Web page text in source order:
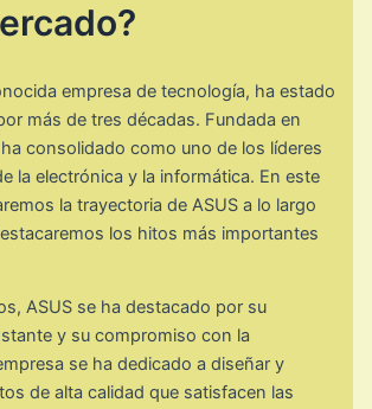
empresa de tecnología, ha estado
más de tres décadas. Fundada en
consolidado como uno de los líderes
la electrónica y la informática. En este
la trayectoria de ASUS a lo largo
los hitos más importantes
ASUS se ha destacado por su
y su compromiso con la
se ha dedicado a diseñar y
de alta calidad que satisfacen las